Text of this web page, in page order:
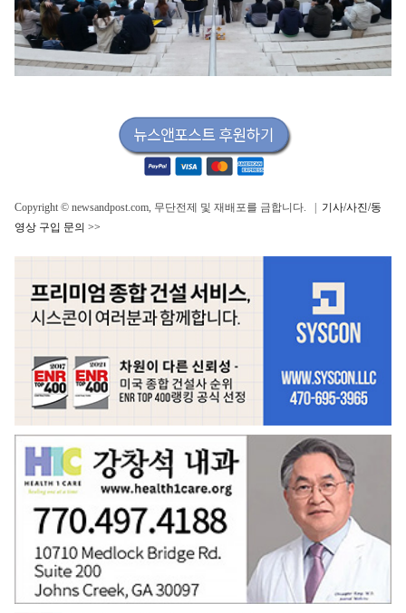
Copyright © newsandpost.com, 무단전제 및 재배포를 금합니다. | 기사/사진/동
영상 구입 문의 >>